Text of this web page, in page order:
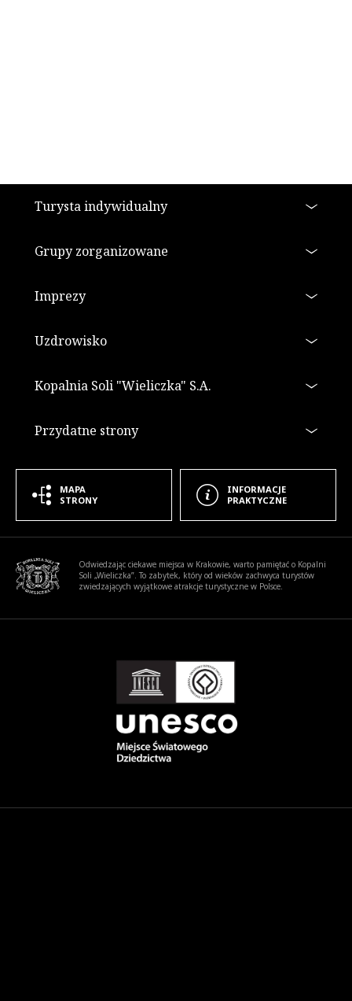
Stopka
Turysta indywidualny
Grupy zorganizowane
Imprezy
Uzdrowisko
Kopalnia Soli "Wieliczka" S.A.
Przydatne strony
Odwiedzając ciekawe miejsca w Krakowie, warto pamiętać o Kopalni
Soli „Wieliczka”. To zabytek, który od wieków zachwyca turystów
zwiedzających wyjątkowe atrakcje turystyczne w Polsce.
Informacje dodatkowe
MAPA
STRONY
INFORMACJE
PRAKTYCZNE